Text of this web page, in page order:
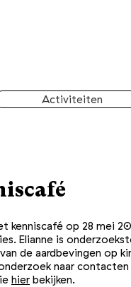
Activiteiten
kenniscafé op 28 mei
Elianne is
de aardbevingen op
naar contacten
hier bekijken.